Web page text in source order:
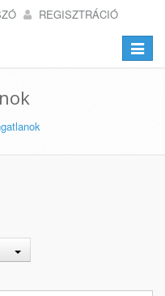
REGISZTRÁCIÓ
Toggle